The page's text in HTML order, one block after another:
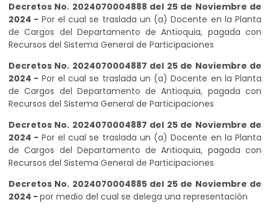
Decretos No. 2024070004888 del 25 de Noviembre de
2024 - Por el cual se traslada un (a) Docente en la Planta
de Cargos del Departamento de Antioquia, pagada con
Recursos del Sistema General de Participaciones
Decretos No. 2024070004887 del 25 de Noviembre de
2024 - Por el cual se traslada un (a) Docente en la Planta
de Cargos del Departamento de Antioquia, pagada con
Recursos del Sistema General de Participaciones
Decretos No. 2024070004887 del 25 de Noviembre de
2024 - Por el cual se traslada un (a) Docente en la Planta
de Cargos del Departamento de Antioquia, pagada con
Recursos del Sistema General de Participaciones
Decretos No. 2024070004885 del 25 de Noviembre de
2024 - por medio del cual se delega una representación